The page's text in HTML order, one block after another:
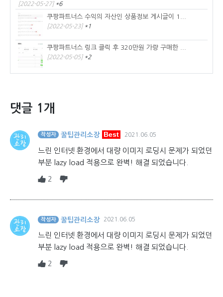
[2022-05-27] *6
쿠팡파트너스 수익의 자산인 상품정보 게시글이 1...
[2022-05-23] *1
쿠팡파트너스 링크 클릭 후 320만원 가량 구매한 ...
[2022-05-05] *2
댓글 1개
작성자 꿀팁관리소장 Best 2021.06.05
느린 인터넷 환경에서 대량 이미지 로딩시 문제가 되었던
부분 lazy load 적용으로 완벽! 해결 되었습니다.
2
작성자 꿀팁관리소장 2021.06.05
느린 인터넷 환경에서 대량 이미지 로딩시 문제가 되었던
부분 lazy load 적용으로 완벽! 해결 되었습니다.
2